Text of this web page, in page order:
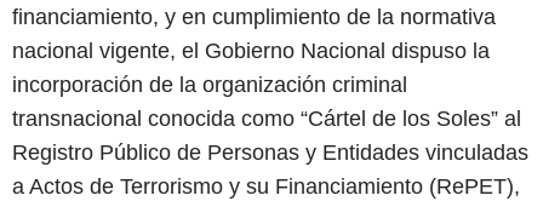
financiamiento, y en cumplimiento de la normativa
nacional vigente, el Gobierno Nacional dispuso la
incorporación de la organización criminal
transnacional conocida como “Cártel de los Soles” al
Registro Público de Personas y Entidades vinculadas
a Actos de Terrorismo y su Financiamiento (RePET),